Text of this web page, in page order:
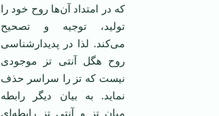
که در امتداد آن‌ها روح خود را
تولید، توجیه و تصحیح
می‌کند. لذا در پدیدار‌شناسی
روح هگل آنتی تز موجودی
نیست که تز را سراسر حذف
نماید. به بیان دیگر رابطه
میان تز و آنتی تز رابطه‌ای